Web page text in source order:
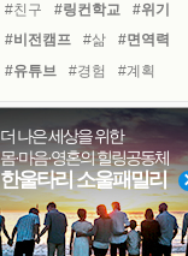
졸업식 사진을 보며
아픈 아버지를 위한 공간 설계
극심한 변비, 어깨결림, 수면 장애
보고 싶은 어머니
유년 시절의 부산 영도 바다
#친구 #링컨학교
#위기
#비전캠프
#삶
#면역력
#유튜브
#경험
#계획
#나눔
#아이들
#리더
#바이러스
#사람
#극복
#명상
#힐링
#독서
#선택
#다짐 #도움
더 나은 세상을 위한
몸·마음·영혼의 힐링공동체
한울타리 소울패밀리